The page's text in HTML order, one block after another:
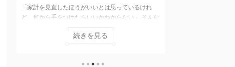
「家計を見直したほうがいいとは思っているけれ
ど、何から手をつけたらいいかわからない」 そんな
思いを抱えながら、なかなか行動に移せない方は少
なくありません。 今回ご紹介するのは、実は10年ほ
続きを見る